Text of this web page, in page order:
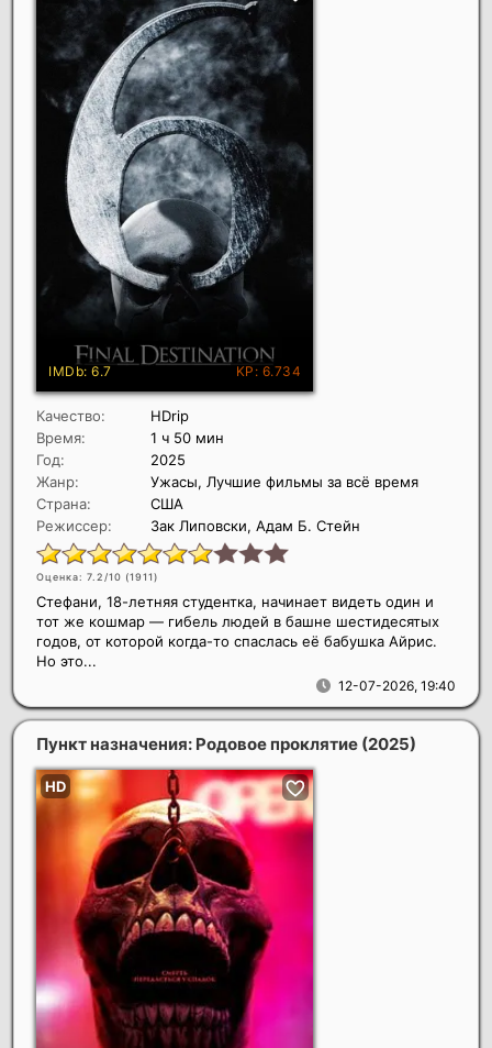
Качество:
HDrip
Время:
1 ч 50 мин
Год:
2025
Жанр:
Ужасы, Лучшие фильмы за всё время
Страна:
США
Режиссер:
Зак Липовски, Адам Б. Стейн
Оценка: 7.2/10 (1911)
12-07-2026, 19:40
Стефани, 18-летняя студентка, начинает видеть один и
тот же кошмар — гибель людей в башне шестидесятых
годов, от которой когда-то спаслась её бабушка Айрис.
Но это...
Пункт назначения: Родовое проклятие (2025)